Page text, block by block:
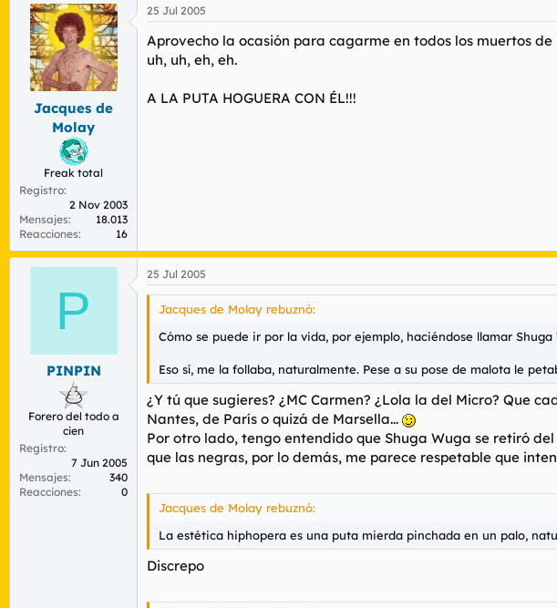
a
d
o
d
a
a
d
e
i
n
i
c
Jacques de
Molay
Freak total
Registro
2 Nov 2003
Mensajes
18.013
Reacciones
16
25 Jul 2005
Aprovecho la ocasión para cagarme en todos los muertos
uh, uh, eh, eh.
A LA PUTA HOGUERA CON ÉL!!!
P
PINPIN
Forero del todo a
cien
Registro
7 Jun 2005
Mensajes
340
Reacciones
0
25 Jul 2005
Jacques de Molay rebuznó:
Cómo se puede ir por la vida, por ejemplo, haciéndose llamar
Eso sí, me la follaba, naturalmente. Pese a su pose de malota le
¿Y tú que sugieres? ¿MC Carmen? ¿Lola la del Micro? Que
Nantes, de París o quizá de Marsella...
Por otro lado, tengo entendido que Shuga Wuga se retiró
que las negras, por lo demás, me parece respetable que
Jacques de Molay rebuznó:
La estética hiphopera es una puta mierda pinchada en un palo,
Discrepo